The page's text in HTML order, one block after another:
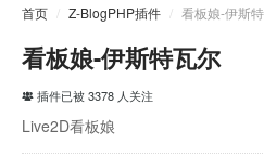
首页 Z-BlogPHP插件 看板娘-伊斯
看板娘-伊斯特瓦尔
插件已被 3378 人关注
Live2D看板娘